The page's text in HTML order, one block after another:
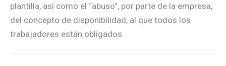
plantilla, así como el “abuso”, por parte de la empresa,
del concepto de disponibilidad, al que todos los
trabajadores están obligados.